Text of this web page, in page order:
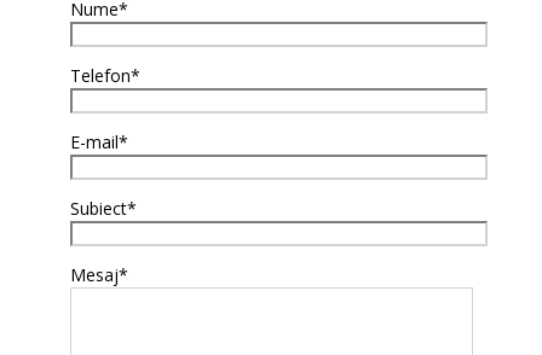
Nume*
Telefon*
E-mail*
Subiect*
Mesaj*